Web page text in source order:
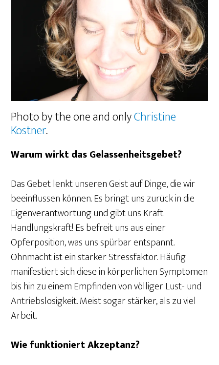
Photo by the one and onlyChristine
Kostner.
Warum wirkt das Gelassenheitsgebet?
Das Gebet lenkt unseren Geist auf Dinge, die wir
beeinflussen können. Es bringt uns zurück in die
Eigenverantwortung und gibt uns Kraft.
Handlungskraft! Es befreit uns aus einer
Opferposition, was uns spürbar entspannt.
Ohnmacht ist ein starker Stressfaktor. Häufig
manifestiert sich diese in körperlichen Symptomen
bis hin zu einem Empfinden von völliger Lust- und
Antriebslosigkeit. Meist sogar stärker, als zu viel
Arbeit.
Wie funktioniert Akzeptanz?